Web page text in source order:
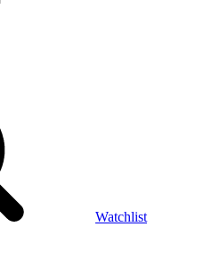
Watchlist